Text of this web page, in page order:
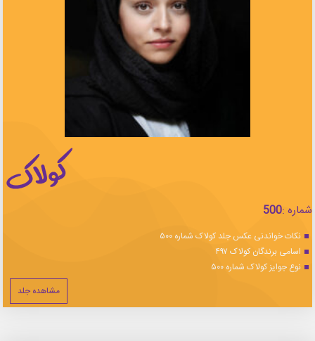
شماره :500
نکات خواندنی عکس جلد کولاک شماره ۵۰۰
اسامی برندگان کولاک ۴۹۷
نوع جوایز کولاک شماره ۵۰۰
مشاهده جلد